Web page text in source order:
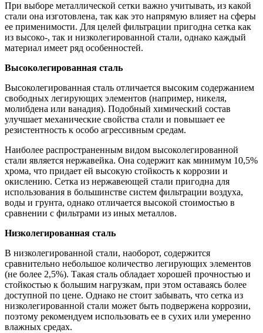
При выборе металлической сетки важно учитывать, из какой
стали она изготовлена, так как это напрямую влияет на сферы
ее применимости. Для целей фильтрации пригодна сетка как
из высоко-, так и низколегированной стали, однако каждый
материал имеет ряд особенностей.
Высоколегированная сталь
Высоколегированная сталь отличается высоким содержанием
свободных легирующих элементов (например, никеля,
молибдена или ванадия). Подобный химический состав
улучшает механические свойства стали и повышает ее
резистентность к особо агрессивным средам.
Наиболее распространенным видом высоколегированной
стали является нержавейка. Она содержит как минимум 10,5%
хрома, что придает ей высокую стойкость к коррозии и
окислению. Сетка из нержавеющей стали пригодна для
использования в большинстве систем фильтрации воздуха,
воды и грунта, однако отличается высокой стоимостью в
сравнении с фильтрами из иных металлов.
Низколегированная сталь
В низколегированной стали, наоборот, содержится
сравнительно небольшое количество легирующих элементов
(не более 2,5%). Такая сталь обладает хорошей прочностью и
стойкостью к большим нагрузкам, при этом оставаясь более
доступной по цене. Однако не стоит забывать, что сетка из
низколегированной стали может быть подвержена коррозии,
поэтому рекомендуем использовать ее в сухих или умеренно
влажных средах.